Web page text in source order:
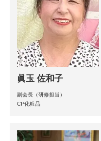
眞玉 佐和子
副会長（研修担当）
CP化粧品